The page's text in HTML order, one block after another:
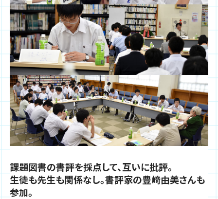
課題図書の書評を採点して、互いに批評。
生徒も先生も関係なし。書評家の豊﨑由美さんも
参加。